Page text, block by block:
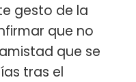
gesto de la
que no
que se
tras el